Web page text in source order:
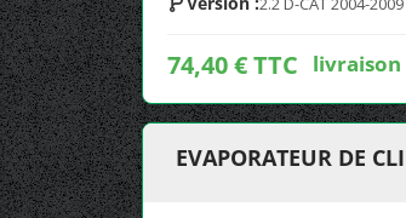
74,40 € TTC livraison
EVAPORATEUR DE